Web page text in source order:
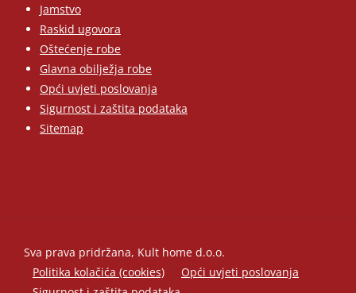
Jamstvo
Raskid ugovora
Oštećenje robe
Glavna obilježja robe
Opći uvjeti poslovanja
Sigurnost i zaštita podataka
Sitemap
Sva prava pridržana, Kult home d.o.o.
Politika kolačića (cookies)
Opći uvjeti poslovanja